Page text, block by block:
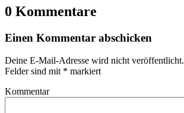
0 Kommentare
Einen Kommentar abschicken
Deine E-Mail-Adresse wird nicht veröffentlicht.
Felder sind mit * markiert
Kommentar